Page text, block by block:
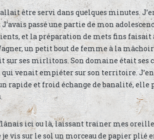
être servi dans quelques minutes.
passé une partie de mon
et la préparation de mets fins faisait
un petit bout de femme à la
sur ses mirlitons. Son domaine était ses
venait empiéter sur son territoire.
rapide et froid échange de banalité, elle
ici ou là, laissant trainer mes
vis sur le sol un morceau de papier plié